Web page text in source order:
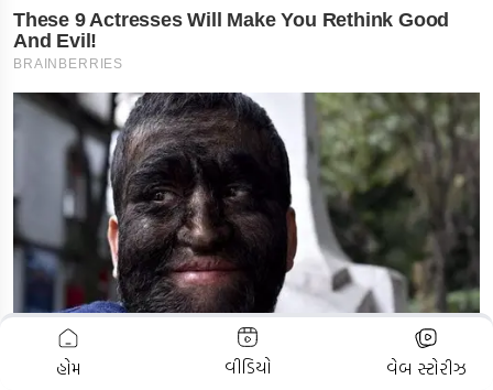
ADVERTISEMENT
હોમ વીડિયો વેબ સ્ટોરીઝ